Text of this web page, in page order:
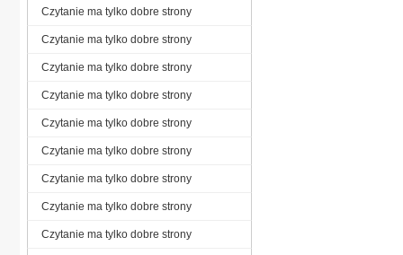
Czytanie ma tylko dobre strony
Czytanie ma tylko dobre strony
Czytanie ma tylko dobre strony
Czytanie ma tylko dobre strony
Czytanie ma tylko dobre strony
Czytanie ma tylko dobre strony
Czytanie ma tylko dobre strony
Czytanie ma tylko dobre strony
Czytanie ma tylko dobre strony